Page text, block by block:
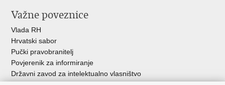
Važne poveznice
Vlada RH
Hrvatski sabor
Pučki pravobranitelj
Povjerenik za informiranje
Državni zavod za intelektualno vlasništvo